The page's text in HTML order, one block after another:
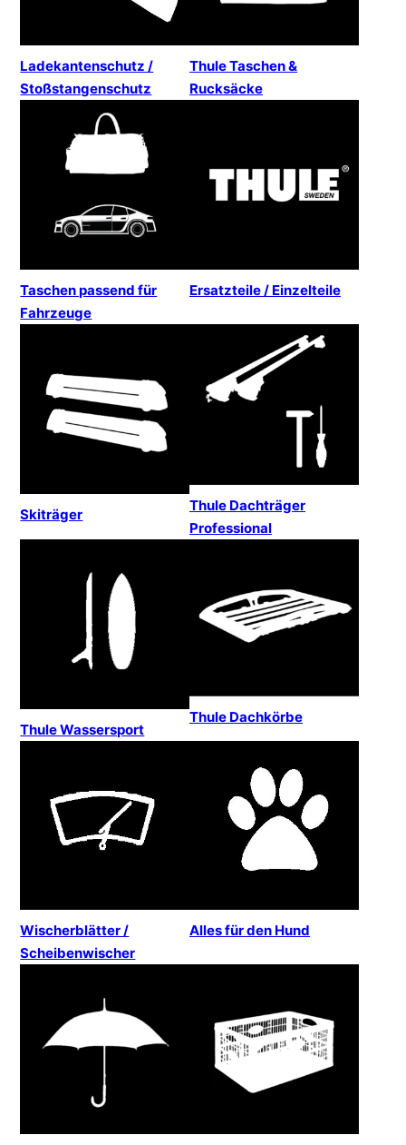
Ladekantenschutz /
Stoßstangenschutz
Thule Taschen &
Rucksäcke
Taschen passend für
Fahrzeuge
Ersatzteile / Einzelteile
Skiträger
Thule Dachträger
Professional
Thule Wassersport
Thule Dachkörbe
Wischerblätter /
Scheibenwischer
Alles für den Hund